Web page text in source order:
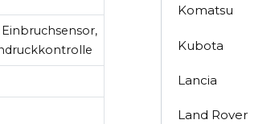
Komatsu
Kubota
Lancia
Land Rover